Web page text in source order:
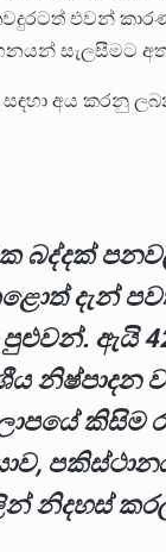
එවන්
සැලසීමට
අය කරනු
බද්දක්
දැන්
ඇයි
නිෂ්පාදන
කිසිම
නිදහස්